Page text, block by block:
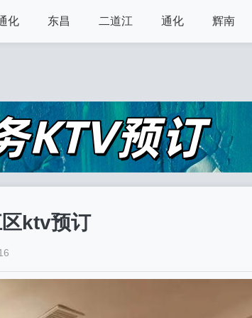
化 东昌 二道江 通化 辉南
ktv预订